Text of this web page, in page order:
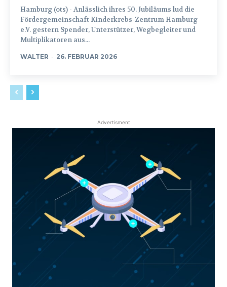
Hamburg (ots) - Anlässlich ihres 50. Jubiläums lud die
Fördergemeinschaft Kinderkrebs-Zentrum Hamburg
e.V. gestern Spender, Unterstützer, Wegbegleiter und
Multiplikatoren aus...
WALTER - 26. FEBRUAR 2026
Advertisment